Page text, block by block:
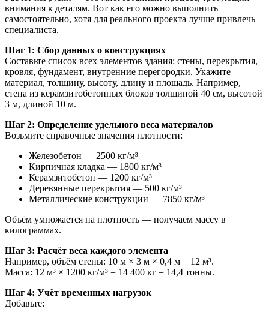
внимания к деталям. Вот как его можно выполнить
самостоятельно, хотя для реального проекта лучше привлечь
специалиста.
Шаг 1: Сбор данных о конструкциях
Составьте список всех элементов здания: стены, перекрытия,
кровля, фундамент, внутренние перегородки. Укажите
материал, толщину, высоту, длину и площадь. Например,
стена из керамзитобетонных блоков толщиной 40 см, высотой
3 м, длиной 10 м.
Шаг 2: Определение удельного веса материалов
Возьмите справочные значения плотности:
Железобетон — 2500 кг/м³
Кирпичная кладка — 1800 кг/м³
Керамзитобетон — 1200 кг/м³
Деревянные перекрытия — 500 кг/м³
Металлические конструкции — 7850 кг/м³
Объём умножается на плотность — получаем массу в
килограммах.
Шаг 3: Расчёт веса каждого элемента
Например, объём стены: 10 м × 3 м × 0,4 м = 12 м³.
Масса: 12 м³ × 1200 кг/м³ = 14 400 кг = 14,4 тонны.
Шаг 4: Учёт временных нагрузок
Добавьте: